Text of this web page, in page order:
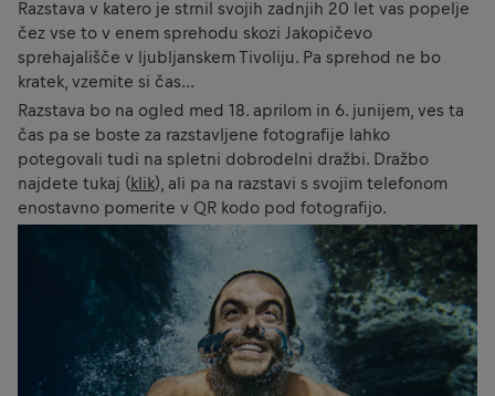
Razstava v katero je strnil svojih zadnjih 20 let vas popelje
čez vse to v enem sprehodu skozi Jakopičevo
sprehajališče v ljubljanskem Tivoliju. Pa sprehod ne bo
kratek, vzemite si čas…
Razstava bo na ogled med 18. aprilom in 6. junijem, ves ta
čas pa se boste za razstavljene fotografije lahko
potegovali tudi na spletni dobrodelni dražbi. Dražbo
najdete tukaj (klik), ali pa na razstavi s svojim telefonom
enostavno pomerite v QR kodo pod fotografijo.